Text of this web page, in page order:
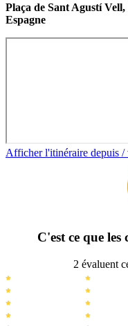
Plaça de Sant Agustí
Espagne
Afficher l'itinéraire depuis /
C'est ce que les
2 évaluent